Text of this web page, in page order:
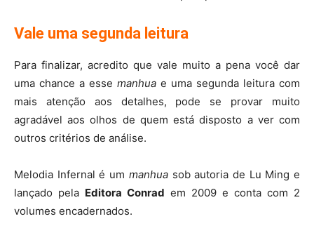
Vale uma segunda leitura
Para finalizar, acredito que vale muito a pena você dar
uma chance a esse manhua e uma segunda leitura com
mais atenção aos detalhes, pode se provar muito
agradável aos olhos de quem está disposto a ver com
outros critérios de análise.
Melodia Infernal é um manhuasob autoria de Lu Ming e
lançado pela Editora Conrad em 2009 e conta com 2
volumes encadernados.